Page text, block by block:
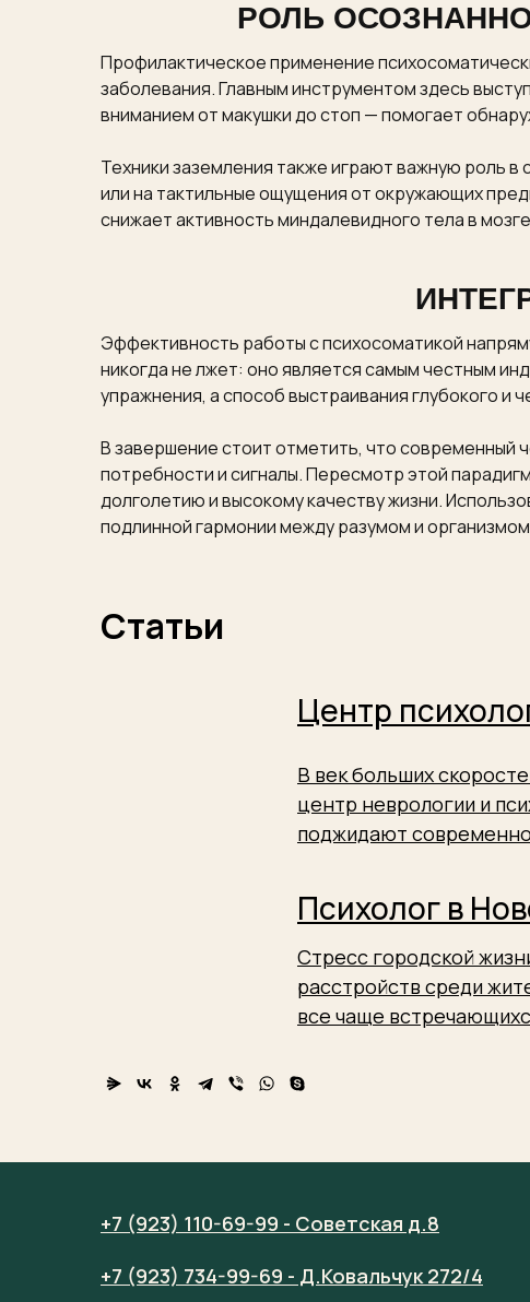
РОЛЬ
Профилактическое применение
заболевания. Главным инструментом здесь
вниманием от макушки до стоп — помогает
Техники заземления также играют важную роль
или на тактильные ощущения от окружающих
снижает активность миндалевидного тела в
Эффективность работы с психосоматикой
никогда не лжет: оно является самым честным
упражнения, а способ выстраивания глубокого и
В завершение стоит отметить, что современный
потребности и сигналы. Пересмотр этой
долголетию и высокому качеству жизни.
подлинной гармонии между разумом и
В век больших
центр неврологии и
поджидают
Центр
Стресс городской
расстройств среди
все чаще
Психолог в
Статьи
+7 (923) 110-69-99 - Советская д.8
+7 (923) 734-99-69 - Д.Ковальчук 272/4